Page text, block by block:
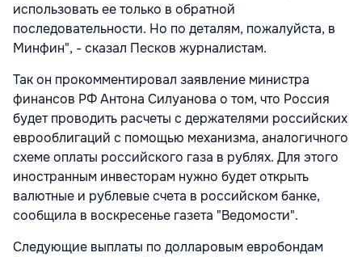
использовать ее только в обратной
последовательности. Но по деталям, пожалуйста, в
Минфин", - сказал Песков журналистам.
Так он прокомментировал заявление министра
финансов РФ Антона Силуанова о том, что Россия
будет проводить расчеты с держателями российских
еврооблигаций с помощью механизма, аналогичного
схеме оплаты российского газа в рублях. Для этого
иностранным инвесторам нужно будет открыть
валютные и рублевые счета в российском банке,
сообщила в воскресенье газета "Ведомости".
Следующие выплаты по долларовым евробондам